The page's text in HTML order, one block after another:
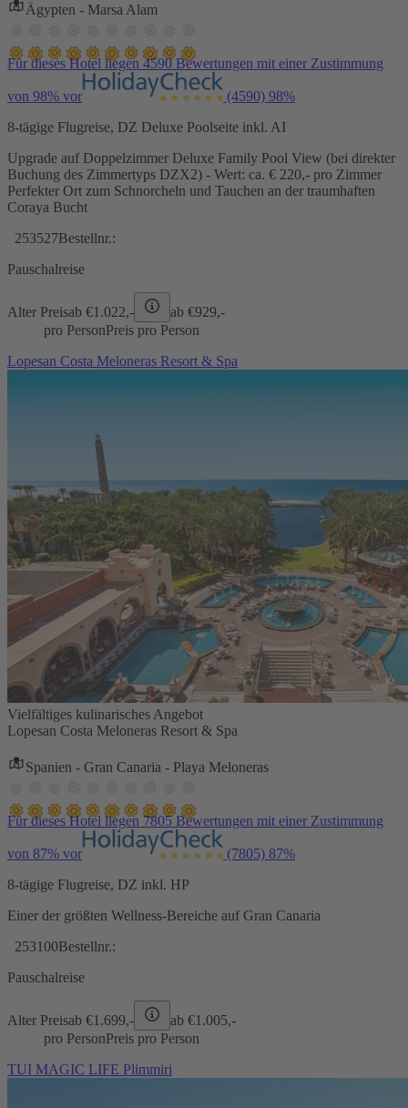
Ägypten - Marsa Alam
Für dieses Hotel liegen 4590 Bewertungen mit einer Zustimmung
von 98% vor (4590) 98%
8-tägige Flugreise, DZ Deluxe Poolseite inkl. AI
Upgrade auf Doppelzimmer Deluxe Family Pool View (bei direkter
Buchung des Zimmertyps DZX2) - Wert: ca. € 220,- pro Zimmer
Perfekter Ort zum Schnorcheln und Tauchen an der traumhaften
Coraya Bucht
253527Bestellnr.:
Pauschalreise
Alter Preisab €1.022,- ab €929,-
pro PersonPreis pro Person
Lopesan Costa Meloneras Resort & Spa
Vielfältiges kulinarisches Angebot
Lopesan Costa Meloneras Resort & Spa
Spanien - Gran Canaria - Playa Meloneras
Für dieses Hotel liegen 7805 Bewertungen mit einer Zustimmung
von 87% vor (7805) 87%
8-tägige Flugreise, DZ inkl. HP
Einer der größten Wellness-Bereiche auf Gran Canaria
253100Bestellnr.:
Pauschalreise
Alter Preisab €1.699,- ab €1.005,-
pro PersonPreis pro Person
TUI MAGIC LIFE Plimmiri